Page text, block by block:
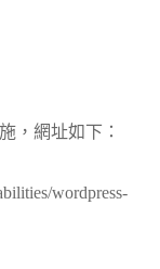
，網址如下：
wordpress-